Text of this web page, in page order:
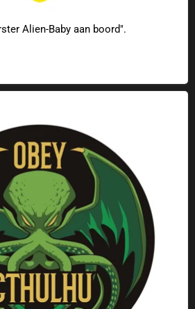
Alien-Baby aan boord".